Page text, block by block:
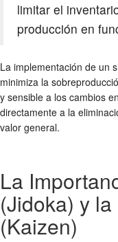
limitar el
producción en
La implementación de un
minimiza la
y sensible a los cambios
directamente a la
valor general.
La
(Jidoka) y
(Kaizen)